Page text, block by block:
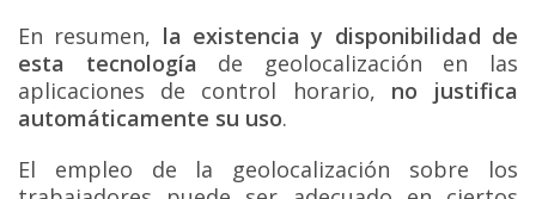
En resumen, la existencia y disponibilidad de
esta tecnología de geolocalización en las
aplicaciones de control horario, no justifica
automáticamente su uso.
El empleo de la geolocalización sobre los